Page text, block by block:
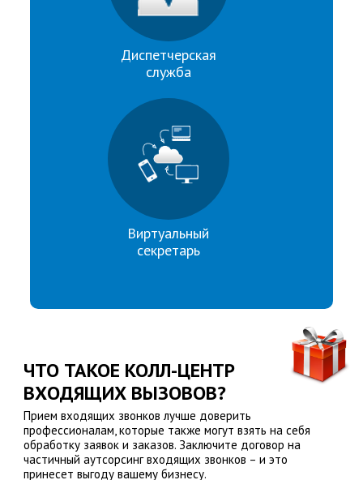
Диспетчерская
служба
Виртуальный
секретарь
ЧТО ТАКОЕ КОЛЛ-ЦЕНТР
ВХОДЯЩИХ ВЫЗОВОВ?
Прием входящих звонков лучше доверить
профессионалам, которые также могут взять на себя
обработку заявок и заказов. Заключите договор на
частичный аутсорсинг входящих звонков – и это
принесет выгоду вашему бизнесу.